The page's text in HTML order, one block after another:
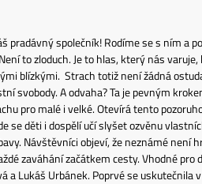
společník! Rodíme se s ním a
to zloduch. Je to hlas, který nás
blízkými. Strach totiž není žádná
svobody. A odvaha? Ta je pevným
pro malé i velké. Otevírá tento
se děti i dospělí učí slyšet ozvěnu
Návštěvníci objeví, že neznámé není
zaváhání začátkem cesty. Vhodné
Lukáš Urbánek. Poprvé se uskutečnila